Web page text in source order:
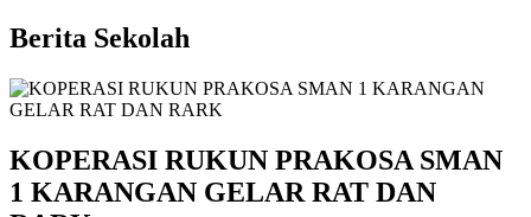
Berita Sekolah
KOPERASI RUKUN PRAKOSA SMAN
1 KARANGAN GELAR RAT DAN